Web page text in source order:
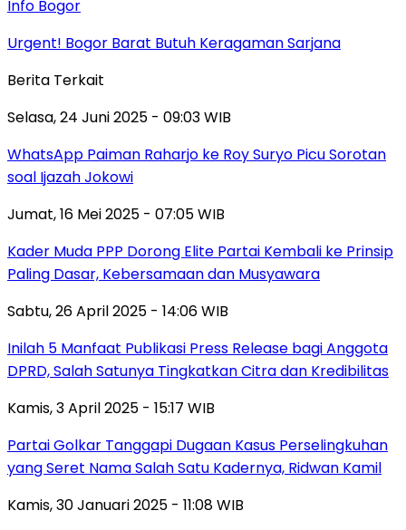
Info Bogor
Urgent! Bogor Barat Butuh Keragaman Sarjana
Berita Terkait
Selasa, 24 Juni 2025 - 09:03 WIB
WhatsApp Paiman Raharjo ke Roy Suryo Picu Sorotan
soal Ijazah Jokowi
Jumat, 16 Mei 2025 - 07:05 WIB
Kader Muda PPP Dorong Elite Partai Kembali ke Prinsip
Paling Dasar, Kebersamaan dan Musyawara
Sabtu, 26 April 2025 - 14:06 WIB
Inilah 5 Manfaat Publikasi Press Release bagi Anggota
DPRD, Salah Satunya Tingkatkan Citra dan Kredibilitas
Kamis, 3 April 2025 - 15:17 WIB
Partai Golkar Tanggapi Dugaan Kasus Perselingkuhan
yang Seret Nama Salah Satu Kadernya, Ridwan Kamil
Kamis, 30 Januari 2025 - 11:08 WIB